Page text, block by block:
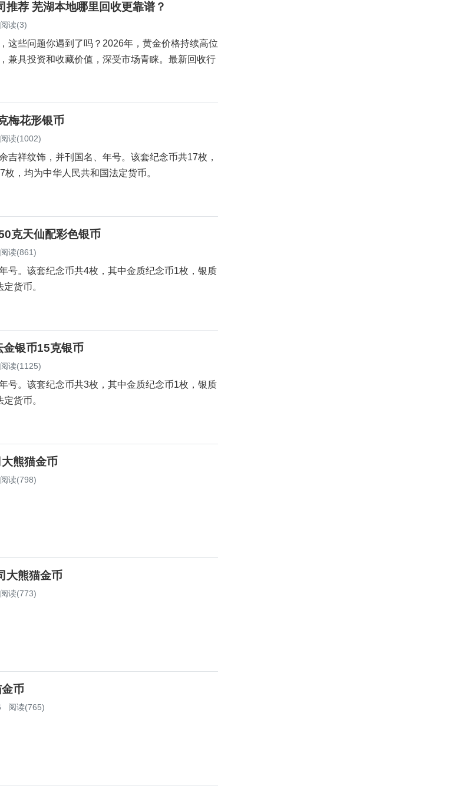
荐 芜湖本地哪里回收更靠谱？
阅读(3)
这些问题你遇到了吗？2026年，黄金价格持续高位
兼具投资和收藏价值，深受市场青睐。最新回收行
梅花形银币
阅读(1002)
吉祥纹饰，并刊国名、年号。该套纪念币共17枚，
，均为中华人民共和国法定货币。
克天仙配彩色银币
阅读(861)
号。该套纪念币共4枚，其中金质纪念币1枚，银质
货币。
金银币15克银币
阅读(1125)
号。该套纪念币共3枚，其中金质纪念币1枚，银质
货币。
熊猫金币
阅读(798)
大熊猫金币
阅读(773)
币
阅读(765)